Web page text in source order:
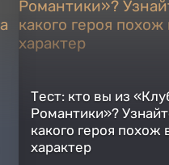
Тест: кто вы из
Романтики»?
какого героя похож
характер